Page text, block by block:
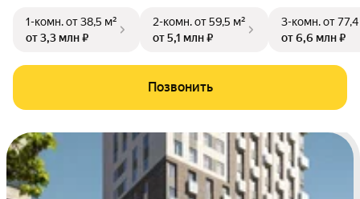
1-комн.от 38,5 м²
от 3,3 млн ₽
2-комн.от 59,5 м²
от 5,1 млн ₽
3-комн.от
от 6,6 млн ₽
Позвонить